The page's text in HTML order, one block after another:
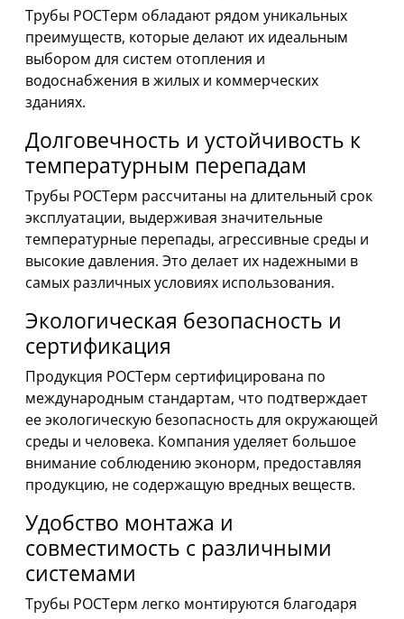
Трубы РОСТерм обладают рядом уникальных
преимуществ, которые делают их идеальным
выбором для систем отопления и
водоснабжения в жилых и коммерческих
зданиях.
Долговечность и устойчивость к
температурным перепадам
Трубы РОСТерм рассчитаны на длительный срок
эксплуатации, выдерживая значительные
температурные перепады, агрессивные среды и
высокие давления. Это делает их надежными в
самых различных условиях использования.
Экологическая безопасность и
сертификация
Продукция РОСТерм сертифицирована по
международным стандартам, что подтверждает
ее экологическую безопасность для окружающей
среды и человека. Компания уделяет большое
внимание соблюдению эконорм, предоставляя
продукцию, не содержащую вредных веществ.
Удобство монтажа и
совместимость с различными
системами
Трубы РОСТерм легко монтируются благодаря